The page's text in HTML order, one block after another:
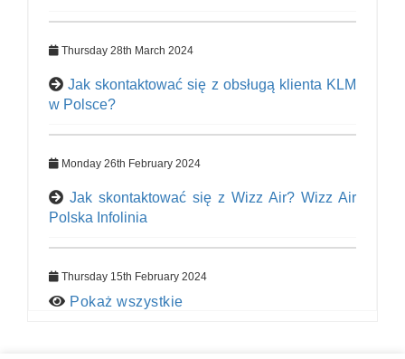
Thursday 28th March 2024
Jak skontaktować się z obsługą klienta KLM
w Polsce?
Monday 26th February 2024
Jak skontaktować się z Wizz Air? Wizz Air
Polska Infolinia
Thursday 15th February 2024
Pokaż wszystkie